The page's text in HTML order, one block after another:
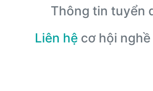
Thông tin tuyển
Liên hệ cơ hội